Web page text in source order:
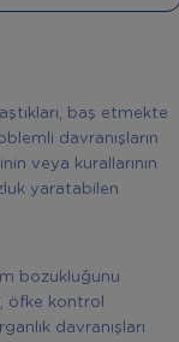
baş etmekte
davranışların
veya kurallarının
yaratabilen
bozukluğunu
öfke kontrol
davranışları